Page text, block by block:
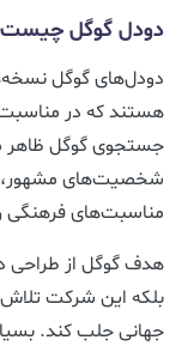
دودل گوگل چیست
دودل‌های گوگل
هستند که در
جستجوی گوگل ظاهر
شخصیت‌های مشهور،
مناسبت‌های
هدف گوگل از طراحی
بلکه این شرکت تلاش
جهانی جلب کند.